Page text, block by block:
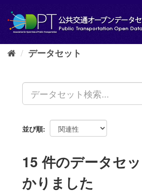
し
データセット
並び順
15 件のデータセ
かりました